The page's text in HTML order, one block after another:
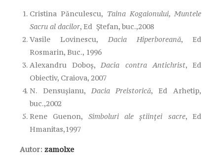
Cristina Pănculescu, Taina Kogaionului, Muntele
Sacru al dacilor, Ed Ştefan, buc.,2008
Vasile Lovinescu, Dacia Hiperboreană, Ed
Rosmarin, Buc., 1996
Alexandru Doboş,Dacia contra Antichrist, Ed
Obiectiv, Craiova, 2007
N. Densuşianu, Dacia Preistorică, Ed Arhetip,
buc.,2002
Rene Guenon, Simboluri ale ştiinţei sacre, Ed
Hmanitas,1997
Autor: zamolxe